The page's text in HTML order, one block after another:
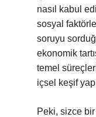
nasıl kabul
sosyal
soruyu
ekonomik
temel
içsel keşif
Peki, sizce